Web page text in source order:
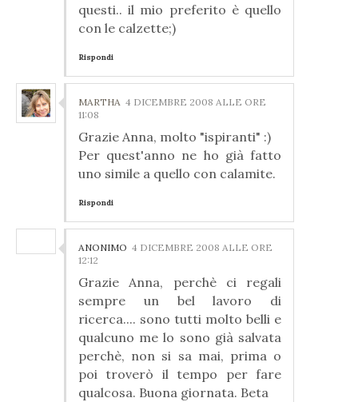
questi.. il mio preferito è quello
con le calzette;)
Rispondi
MARTHA 4 DICEMBRE 2008 ALLE ORE
11:08
Grazie Anna, molto "ispiranti" :)
Per quest'anno ne ho già fatto
uno simile a quello con calamite.
Rispondi
ANONIMO 4 DICEMBRE 2008 ALLE ORE
12:12
Grazie Anna, perchè ci regali
sempre un bel lavoro di
ricerca.... sono tutti molto belli e
qualcuno me lo sono già salvata
perchè, non si sa mai, prima o
poi troverò il tempo per fare
qualcosa. Buona giornata. Beta